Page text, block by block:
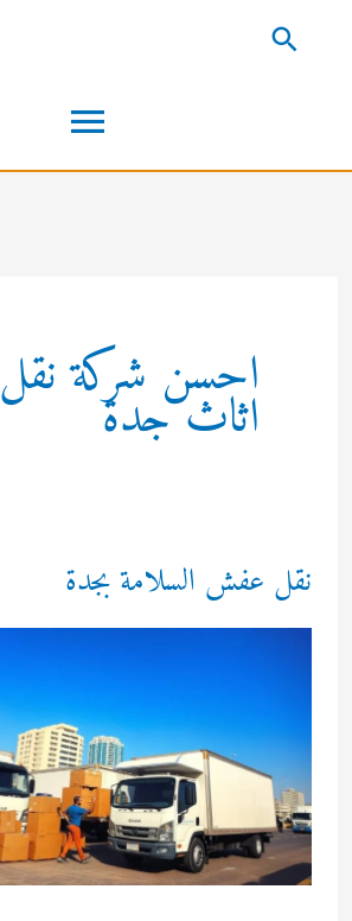
القائمة
الرئيسية
البحث
احسن شركة نقل
اثاث جدة
نقل عفش السلامة بجدة